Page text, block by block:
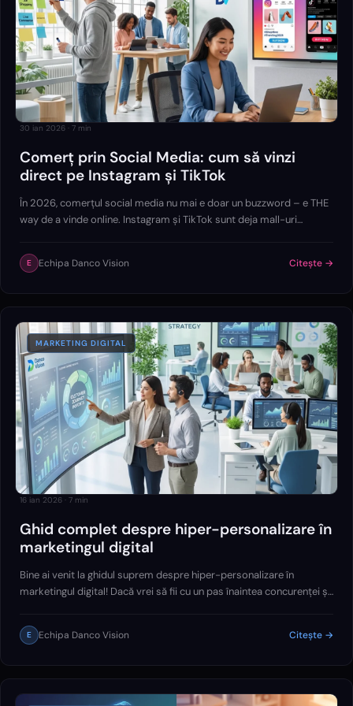
30 ian 2026 · 7 min
Comerț prin Social Media: cum să vinzi
direct pe Instagram și TikTok
În 2026, comerțul social media nu mai e doar un buzzword – e THE
way de a vinde online. Instagram și TikTok sunt deja mall-uri
creșteri explozive…
E Echipa Danco Vision Citește →
MARKETING DIGITAL
16 ian 2026 · 7 min
Ghid complet despre hiper-personalizare în
marketingul digital
Bine ai venit la ghidul suprem despre hiper-personalizare în
marketingul digital! Dacă vrei să fii cu un pas înaintea concurenței și
ești în locul…
E Echipa Danco Vision Citește →